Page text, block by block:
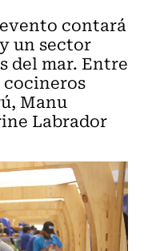
contará
un sector
del mar. Entre
Manu
Labrador